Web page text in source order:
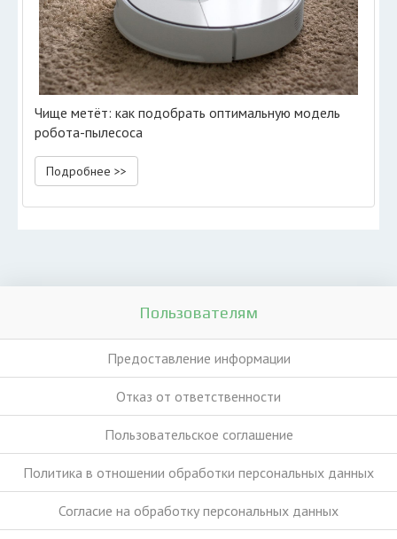
Чище метёт: как подобрать оптимальную модель
робота-пылесоса
Подробнее >>
Пользователям
Предоставление информации
Отказ от ответственности
Пользовательское соглашение
Политика в отношении обработки персональных данных
Согласие на обработку персональных данных